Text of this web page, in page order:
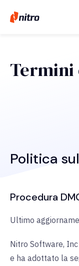
Termini
Politica
Procedura
Ultimo
Nitro Software,
e ha adottato la